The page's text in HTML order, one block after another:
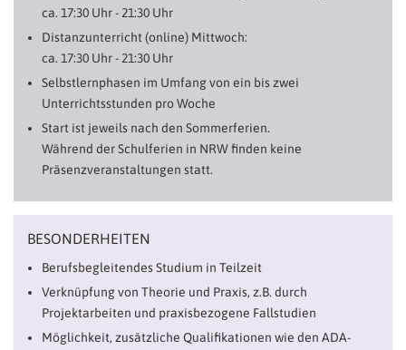
ca. 17:30 Uhr - 21:30 Uhr
Distanzunterricht (online) Mittwoch:
ca. 17:30 Uhr - 21:30 Uhr
Selbstlernphasen im Umfang von ein bis zwei
Unterrichtsstunden pro Woche
Start ist jeweils nach den Sommerferien.
Während der Schulferien in NRW finden keine
Präsenzveranstaltungen statt.
BESONDERHEITEN
Berufsbegleitendes Studium in Teilzeit
Verknüpfung von Theorie und Praxis, z.B. durch
Projektarbeiten und praxisbezogene Fallstudien
Möglichkeit, zusätzliche Qualifikationen wie den ADA-